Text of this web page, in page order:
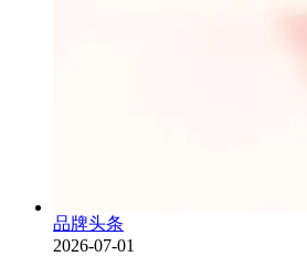
品牌头条
2026-07-01